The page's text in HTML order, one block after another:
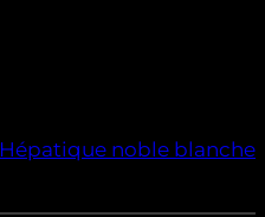
Hépatique noble blanche